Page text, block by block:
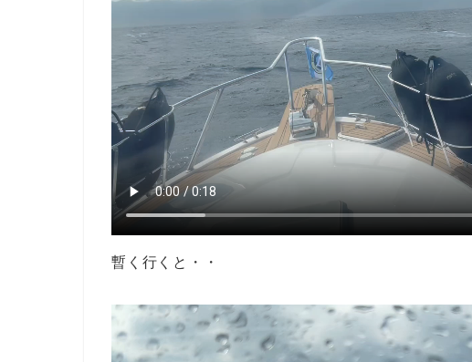
暫く行くと・・